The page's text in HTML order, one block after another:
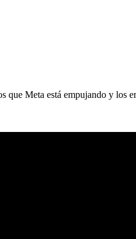
Meta está empujando y los